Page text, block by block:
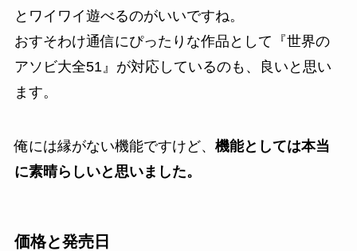
とワイワイ遊べるのがいいですね。
おすそわけ通信にぴったりな作品として『世界の
アソビ大全51』が対応しているのも、良いと思い
ます。
俺には縁がない機能ですけど、 機能としては本当
に素晴らしいと思いました。
価格と発売日